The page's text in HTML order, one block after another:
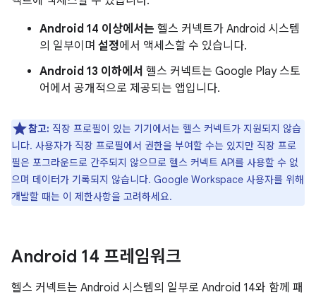
Android 14 이상에서는 헬스 커넥트가 Android 시스템
의 일부이며 설정에서 액세스할 수 있습니다.
Android 13 이하에서 헬스 커넥트는 Google Play 스토
어에서 공개적으로 제공되는 앱입니다.
참고: 직장 프로필이 있는 기기에서는 헬스 커넥트가 지원되지 않습
니다. 사용자가 직장 프로필에서 권한을 부여할 수는 있지만 직장 프로
필은 포그라운드로 간주되지 않으므로 헬스 커넥트 API를 사용할 수 없
으며 데이터가 기록되지 않습니다. Google Workspace 사용자를 위해
개발할 때는 이 제한사항을 고려하세요.
Android 14 프레임워크
헬스 커넥트는 Android 시스템의 일부로 Android 14와 함께 패